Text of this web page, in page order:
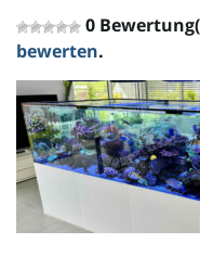
0
bewerten.